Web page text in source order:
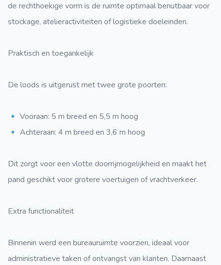
de rechthoekige vorm is de ruimte optimaal benutbaar voor
stockage, atelieractiviteiten of logistieke doeleinden.
Praktisch en toegankelijk
De loods is uitgerust met twee grote poorten:
🔹 Vooraan: 5 m breed en 5,5 m hoog
🔹 Achteraan: 4 m breed en 3,6 m hoog
Dit zorgt voor een vlotte doorrijmogelijkheid en maakt het
pand geschikt voor grotere voertuigen of vrachtverkeer.
Extra functionaliteit
Binnenin werd een bureauruimte voorzien, ideaal voor
administratieve taken of ontvangst van klanten. Daarnaast